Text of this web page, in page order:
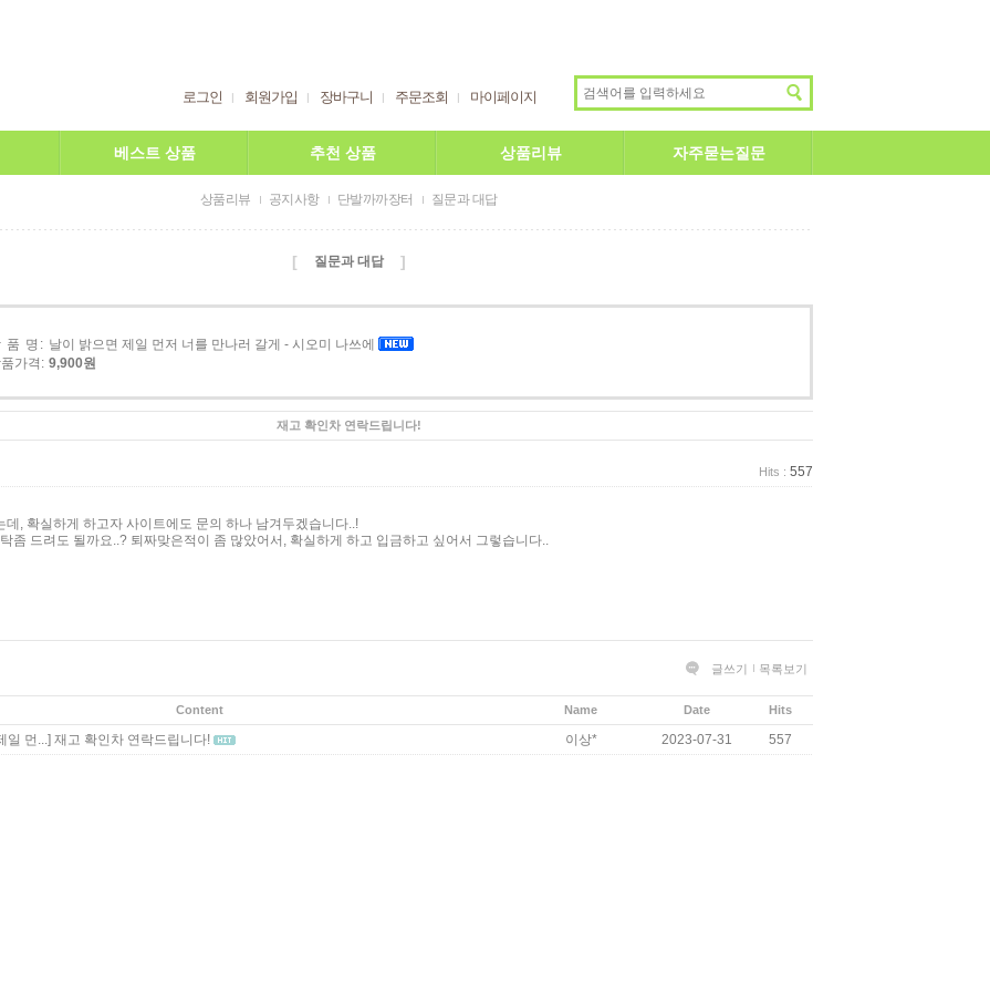
로그인 회원가입 장바구니 주문조회 마이페이지
베스트 상품 추천 상품 상품리뷰 자주묻는질문
상품리뷰 공지사항 단발까까장터 질문과 대답
[ 질문과 대답 ]
품 명: 날이 밝으면 제일 먼저 너를 만나러 갈게 - 시오미 나쓰에
가격: 9,900원
재고 확인차 연락드립니다!
Hits : 557
데, 확실하게 하고자 사이트에도 문의 하나 남겨두겠습니다..!
좀 드려도 될까요..? 퇴짜맞은적이 좀 많았어서, 확실하게 하고 입금하고 싶어서 그렇습니다..
글쓰기 목록보기
Content Name Date Hits
일 먼...] 재고 확인차 연락드립니다! 이상* 2023-07-31 557